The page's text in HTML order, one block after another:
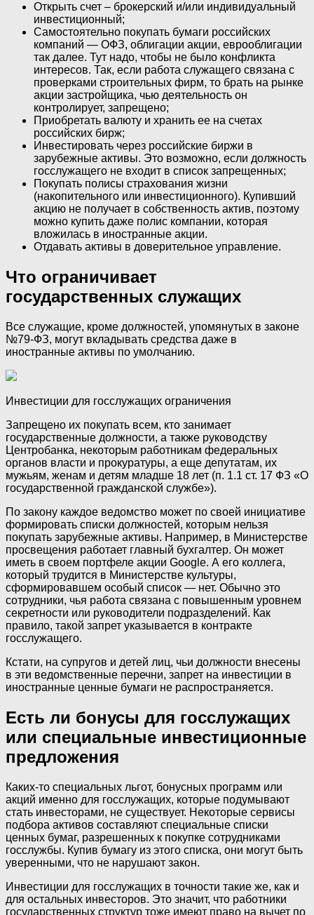
Открыть счет – брокерский и/или индивидуальный
инвестиционный;
Самостоятельно покупать бумаги российских
компаний — ОФЗ, облигации акции, еврооблигации
так далее. Тут надо, чтобы не было конфликта
интересов. Так, если работа служащего связана с
проверками строительных фирм, то брать на рынке
акции застройщика, чью деятельность он
контролирует, запрещено;
Приобретать валюту и хранить ее на счетах
российских бирж;
Инвестировать через российские биржи в
зарубежные активы. Это возможно, если должность
госслужащего не входит в список запрещенных;
Покупать полисы страхования жизни
(накопительного или инвестиционного). Купивший
акцию не получает в собственность актив, поэтому
можно купить даже полис компании, которая
вложилась в иностранные акции.
Отдавать активы в доверительное управление.
Что ограничивает
государственных служащих
Все служащие, кроме должностей, упомянутых в законе
№79-ФЗ, могут вкладывать средства даже в
иностранные активы по умолчанию.
Инвестиции для госслужащих ограничения
Запрещено их покупать всем, кто занимает
государственные должности, а также руководству
Центробанка, некоторым работникам федеральных
органов власти и прокуратуры, а еще депутатам, их
мужьям, женам и детям младше 18 лет (п. 1.1 ст. 17 ФЗ «О
государственной гражданской службе»).
По закону каждое ведомство может по своей инициативе
формировать списки должностей, которым нельзя
покупать зарубежные активы. Например, в Министерстве
просвещения работает главный бухгалтер. Он может
иметь в своем портфеле акции Google. А его коллега,
который трудится в Министерстве культуры,
сформировавшем особый список — нет. Обычно это
сотрудники, чья работа связана с повышенным уровнем
секретности или руководители подразделений. Как
правило, такой запрет указывается в контракте
госслужащего.
Кстати, на супругов и детей лиц, чьи должности внесены
в эти ведомственные перечни, запрет на инвестиции в
иностранные ценные бумаги не распространяется.
Есть ли бонусы для госслужащих
или специальные инвестиционные
предложения
Каких-то специальных льгот, бонусных программ или
акций именно для госслужащих, которые подумывают
стать инвесторами, не существует. Некоторые сервисы
подбора активов составляют специальные списки
ценных бумаг, разрешенных к покупке сотрудниками
госслужбы. Купив бумагу из этого списка, они могут быть
уверенными, что не нарушают закон.
Инвестиции для госслужащих в точности такие же, как и
для остальных инвесторов. Это значит, что работники
государственных структур тоже имеют право на вычет по